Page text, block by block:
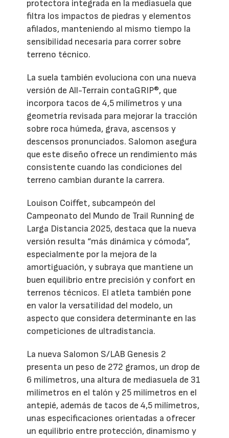
protectora integrada en la mediasuela que
filtra los impactos de piedras y elementos
afilados, manteniendo al mismo tiempo la
sensibilidad necesaria para correr sobre
terreno técnico.
La suela también evoluciona con una nueva
versión de All-Terrain contaGRIP®, que
incorpora tacos de 4,5 milímetros y una
geometría revisada para mejorar la tracción
sobre roca húmeda, grava, ascensos y
descensos pronunciados. Salomon asegura
que este diseño ofrece un rendimiento más
consistente cuando las condiciones del
terreno cambian durante la carrera.
Louison Coiffet, subcampeón del
Campeonato del Mundo de Trail Running de
Larga Distancia 2025, destaca que la nueva
versión resulta “más dinámica y cómoda”,
especialmente por la mejora de la
amortiguación, y subraya que mantiene un
buen equilibrio entre precisión y confort en
terrenos técnicos. El atleta también pone
en valor la versatilidad del modelo, un
aspecto que considera determinante en las
competiciones de ultradistancia.
La nueva Salomon S/LAB Genesis 2
presenta un peso de 272 gramos, un drop de
6 milímetros, una altura de mediasuela de 31
milímetros en el talón y 25 milímetros en el
antepié, además de tacos de 4,5 milímetros,
unas especificaciones orientadas a ofrecer
un equilibrio entre protección, dinamismo y